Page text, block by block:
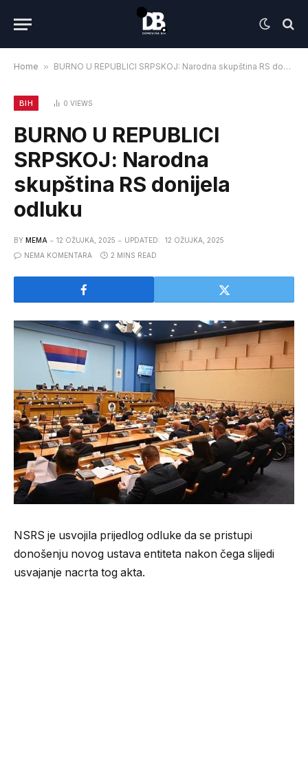
Home » BURNO U REPUBLICI SRPSKOJ: Narodna skupština RS donijela odluku
BIH 0 VIEWS
BURNO U REPUBLICI
SRPSKOJ: Narodna
skupština RS donijela
odluku
BY MEMA 12 OŽUJKA, 2025 UPDATED:
12 OŽUJKA, 2025
NEMA KOMENTARA
2 MINS READ
NSRS je usvojila prijedlog odluke da se pristupi
donošenju novog ustava entiteta nakon čega slijedi
usvajanje nacrta tog akta.